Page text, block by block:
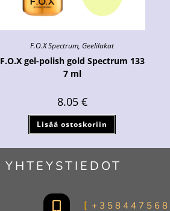
F.O.X Spectrum, Geelilakat
F.O.X gel-polish gold Spectrum 133
7 ml
8.05 €
Lisää ostoskoriin
YHTEYSTIEDOT